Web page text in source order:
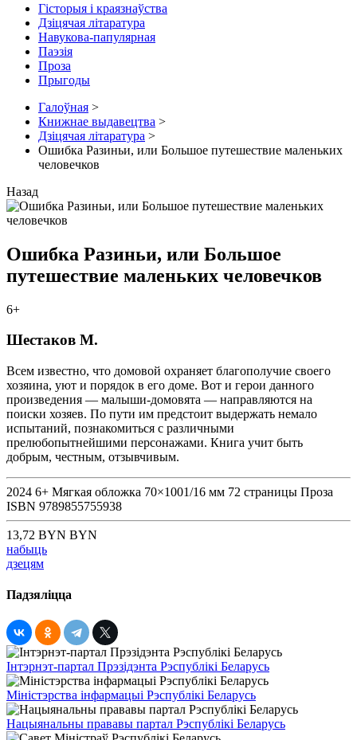
Гісторыя і краязнаўства
Дзіцячая літаратура
Навукова-папулярная
Паэзія
Проза
Прыгоды
Галоўная >
Книжнае выдавецтва >
Дзіцячая літаратура >
Ошибка Разиньи, или Большое путешествие маленьких
человечков
Назад
Ошибка Разиньи, или Большое
путешествие маленьких человечков
6+
Шестаков М.
Всем известно, что домовой охраняет благополучие своего
хозяина, уют и порядок в его доме. Вот и герои данного
произведения — малыши-домовята — направляются на
поиски хозяев. По пути им предстоит выдержать немало
испытаний, познакомиться с различными
прелюбопытнейшими персонажами. Книга учит быть
добрым, честным, отзывчивым.
2024 6+ Мягкая обложка 70×1001/16 мм 72 страницы Проза
ISBN 9789855755938
13,72 BYN BYN
набыць
дзецям
Падзяліцца
Інтэрнэт-партал Прэзідэнта Рэспублікі Беларусь
Міністэрства інфармацыі Рэспублікі Беларусь
Нацыянальны прававы партал Рэспублікі Беларусь